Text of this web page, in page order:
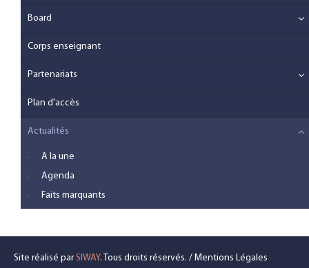
Board
Corps enseignant
Partenariats
Plan d'accès
Actualités
A la une
Agenda
Faits marquants
Site réalisé parSIWAY. Tous droits réservés. / Mentions Légales